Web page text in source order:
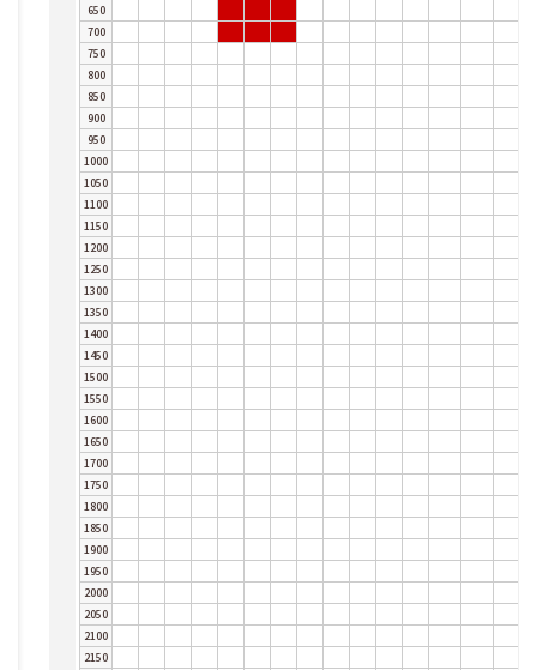
650
700
750
800
850
900
950
1000
1050
1100
1150
1200
1250
1300
1350
1400
1450
1500
1550
1600
1650
1700
1750
1800
1850
1900
1950
2000
2050
2100
2150